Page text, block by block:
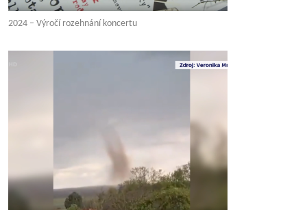
2024 – Výročí rozehnání koncertu